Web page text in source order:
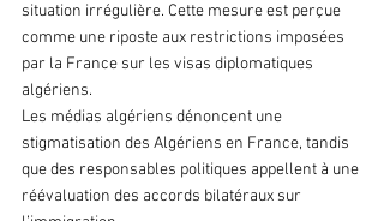
situation irrégulière. Cette mesure est perçue
comme une riposte aux restrictions imposées
par la France sur les visas diplomatiques
algériens.
Les médias algériens dénoncent une
stigmatisation des Algériens en France, tandis
que des responsables politiques appellent à une
réévaluation des accords bilatéraux sur